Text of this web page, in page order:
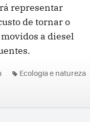
representar
de tornar o
a diesel
Ecologia e natureza